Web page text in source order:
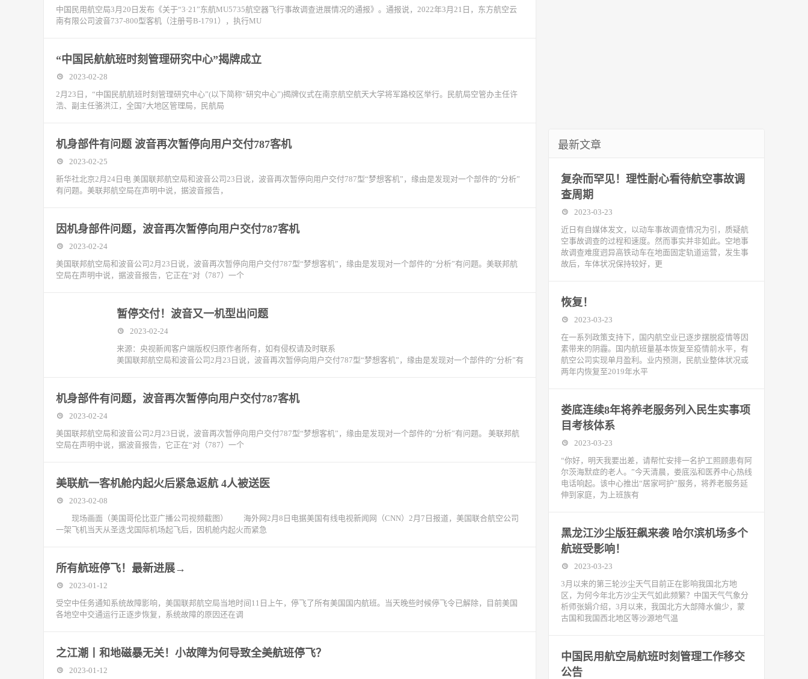
中国民用航空局3月20日发布《关于“3·21”东航MU5735航空器飞行事故调查进展情况的通报》。通报说，2022年3月21日，东方航空云
南有限公司波音737-800型客机（注册号B-1791），执行MU
“中国民航航班时刻管理研究中心”揭牌成立
2023-02-28
2月23日，“中国民航航班时刻管理研究中心”(以下简称“研究中心”)揭牌仪式在南京航空航天大学将军路校区举行。民航局空管办主任许
浩、副主任骆洪江，全国7大地区管理局，民航局
机身部件有问题 波音再次暂停向用户交付787客机
2023-02-25
新华社北京2月24日电 美国联邦航空局和波音公司23日说，波音再次暂停向用户交付787型“梦想客机”，缘由是发现对一个部件的“分析”
有问题。美联邦航空局在声明中说，据波音报告，
因机身部件问题，波音再次暂停向用户交付787客机
2023-02-24
美国联邦航空局和波音公司2月23日说，波音再次暂停向用户交付787型“梦想客机”，缘由是发现对一个部件的“分析”有问题。美联邦航
空局在声明中说，据波音报告，它正在“对（787）一个
暂停交付！波音又一机型出问题
2023-02-24
来源：央视新闻客户端版权归原作者所有，如有侵权请及时联系
美国联邦航空局和波音公司2月23日说，波音再次暂停向用户交付787型“梦想客机”，缘由是发现对一个部件的“分析”有
机身部件有问题，波音再次暂停向用户交付787客机
2023-02-24
美国联邦航空局和波音公司2月23日说，波音再次暂停向用户交付787型“梦想客机”，缘由是发现对一个部件的“分析”有问题。 美联邦航
空局在声明中说，据波音报告，它正在“对（787）一个
美联航一客机舱内起火后紧急返航 4人被送医
2023-02-08
现场画面（美国哥伦比亚广播公司视频截图） 海外网2月8日电据美国有线电视新闻网（CNN）2月7日报道，美国联合航空公司
一架飞机当天从圣迭戈国际机场起飞后，因机舱内起火而紧急
所有航班停飞！最新进展→
2023-01-12
受空中任务通知系统故障影响，美国联邦航空局当地时间11日上午，停飞了所有美国国内航班。当天晚些时候停飞令已解除，目前美国
各地空中交通运行正逐步恢复，系统故障的原因还在调
之江潮丨和地磁暴无关！小故障为何导致全美航班停飞？
2023-01-12
最新文章
复杂而罕见！理性耐心看待航空事故调
查周期
2023-03-23
近日有自媒体发文，以动车事故调查情况为引，质疑航
空事故调查的过程和速度。然而事实并非如此。空地事
故调查难度迥异高铁动车在地面固定轨道运营，发生事
故后，车体状况保持较好，更
恢复！
2023-03-23
在一系列政策支持下，国内航空业已逐步摆脱疫情等因
素带来的阴霾。国内航班量基本恢复至疫情前水平，有
航空公司实现单月盈利。业内预测，民航业整体状况或
两年内恢复至2019年水平
娄底连续8年将养老服务列入民生实事项
目考核体系
2023-03-23
“你好，明天我要出差，请帮忙安排一名护工照顾患有阿
尔茨海默症的老人。”今天清晨，娄底泓和医养中心热线
电话响起。该中心推出“居家呵护”服务，将养老服务延
伸到家庭，为上班族有
黑龙江沙尘版狂飙来袭 哈尔滨机场多个
航班受影响！
2023-03-23
3月以来的第三轮沙尘天气目前正在影响我国北方地
区，为何今年北方沙尘天气如此频繁？中国天气气象分
析师张娟介绍，3月以来，我国北方大部降水偏少，蒙
古国和我国西北地区等沙源地气温
中国民用航空局航班时刻管理工作移交
公告